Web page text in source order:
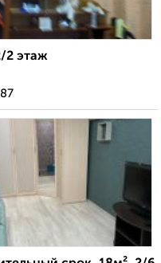
2 этаж